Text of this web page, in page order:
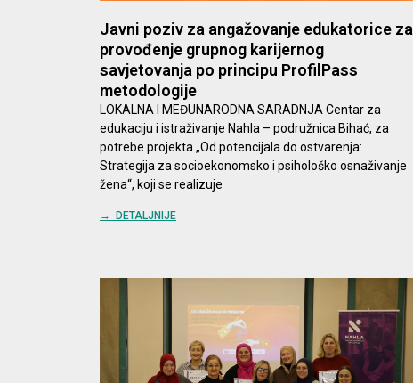
Javni poziv za angažovanje edukatorice za
provođenje grupnog karijernog
savjetovanja po principu ProfilPass
metodologije
LOKALNA I MEĐUNARODNA SARADNJA Centar za
edukaciju i istraživanje Nahla – podružnica Bihać, za
potrebe projekta „Od potencijala do ostvarenja:
Strategija za socioekonomsko i psihološko osnaživanje
žena“, koji se realizuje
→ DETALJNIJE